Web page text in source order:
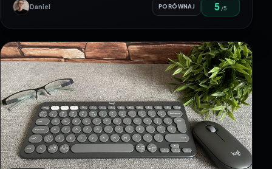
Daniel PORÓWNAJ 5 /5